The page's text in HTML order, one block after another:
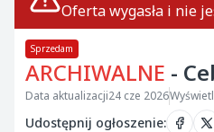
Oferta wygasła i nie
Sprzedam
ARCHIWALNE -
Data aktualizacji24 cze 2026
Udostępnij ogłoszenie: